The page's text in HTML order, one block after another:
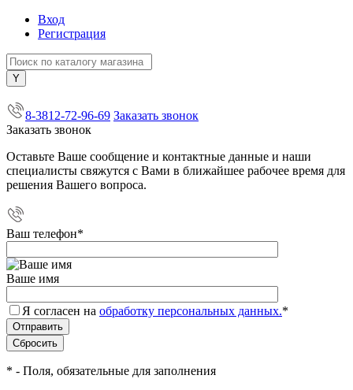
Вход
Регистрация
8-3812-72-96-69 Заказать звонок
Заказать звонок
Оставьте Ваше сообщение и контактные данные и наши
специалисты свяжутся с Вами в ближайшее рабочее время для
решения Вашего вопроса.
Ваш телефон*
Ваше имя
Я согласен на обработку персональных данных.*
* - Поля, обязательные для заполнения